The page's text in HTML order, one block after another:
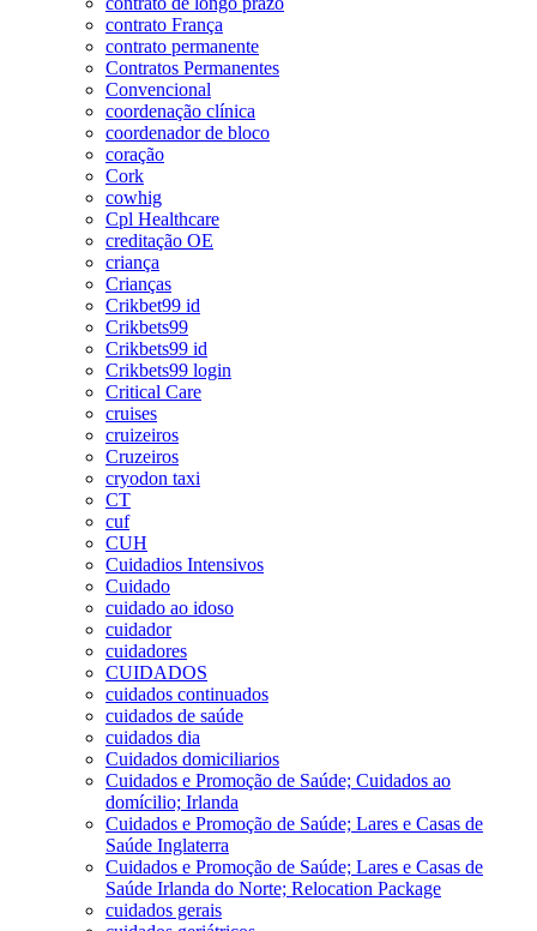
contrato França
contrato permanente
Contratos Permanentes
Convencional
coordenação clínica
coordenador de bloco
coração
Cork
cowhig
Cpl Healthcare
creditação OE
criança
Crianças
Crikbet99 id
Crikbets99
Crikbets99 id
Crikbets99 login
Critical Care
cruises
cruizeiros
Cruzeiros
cryodon taxi
CT
cuf
CUH
Cuidadios Intensivos
Cuidado
cuidado ao idoso
cuidador
cuidadores
CUIDADOS
cuidados continuados
cuidados de saúde
cuidados dia
Cuidados domiciliarios
Cuidados e Promoção de Saúde; Cuidados ao
domícilio; Irlanda
Cuidados e Promoção de Saúde; Lares e Casas de
Saúde Inglaterra
Cuidados e Promoção de Saúde; Lares e Casas de
Saúde Irlanda do Norte; Relocation Package
cuidados gerais